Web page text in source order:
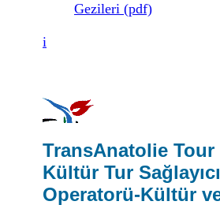
Gezileri (pdf)
i
TransAnatolie Tour
Kültür Tur
Operatorü-Kültür